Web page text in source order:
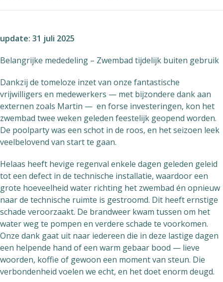
update: 31 juli 2025
Belangrijke mededeling – Zwembad tijdelijk buiten gebruik
Dankzij de tomeloze inzet van onze fantastische
vrijwilligers en medewerkers — met bijzondere dank aan
externen zoals Martin — en forse investeringen, kon het
zwembad twee weken geleden feestelijk geopend worden.
De poolparty was een schot in de roos, en het seizoen leek
veelbelovend van start te gaan.
Helaas heeft hevige regenval enkele dagen geleden geleid
tot een defect in de technische installatie, waardoor een
grote hoeveelheid water richting het zwembad én opnieuw
naar de technische ruimte is gestroomd. Dit heeft ernstige
schade veroorzaakt. De brandweer kwam tussen om het
water weg te pompen en verdere schade te voorkomen.
Onze dank gaat uit naar iedereen die in deze lastige dagen
een helpende hand of een warm gebaar bood — lieve
woorden, koffie of gewoon een moment van steun. Die
verbondenheid voelen we echt, en het doet enorm deugd.